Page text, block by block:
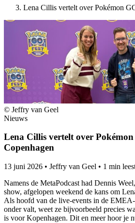
Lena Cillis vertelt over Pokémon
© Jeffry van Geel
Nieuws
Lena Cillis vertelt over Pokémon
Copenhagen
13 juni 2026 • Jeffry van Geel • 1 min
Namens de MetaPodcast had Dennis
show, afgelopen weekend de kans om
Als hoofd van de live-events in de
onder valt, weet ze bijvoorbeeld precies
is voor Kopenhagen. Dit en meer hoor je